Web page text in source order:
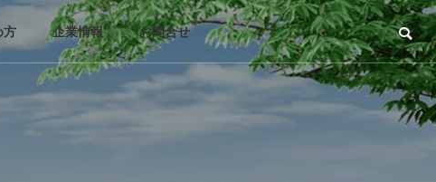
方 企業情報 お問合せ